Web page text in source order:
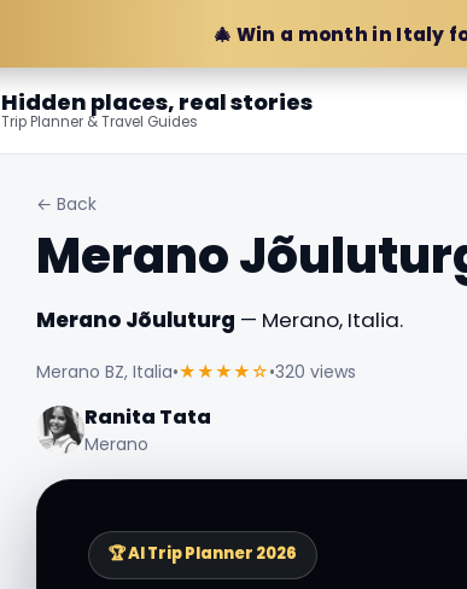
🎄 Win a month in Italy
Hidden places, real stories
Trip Planner & Travel Guides
← Back
Merano
Merano Jõuluturg — Merano, Italia.
Merano BZ, Italia•★★★★☆•320 views
Ranita Tata
Merano
🏆 AI Trip Planner 2026